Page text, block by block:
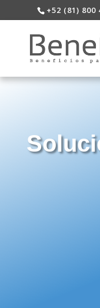
+52 (81) 800